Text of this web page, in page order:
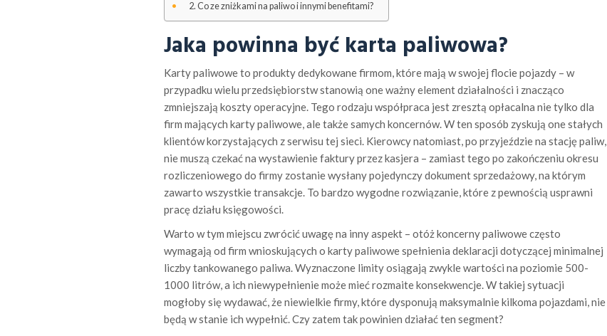
Co ze zniżkami na paliwo i innymi benefitami?
Jaka powinna być karta paliwowa?
Karty paliwowe to produkty dedykowane firmom, które mają w swojej flocie pojazdy – w
przypadku wielu przedsiębiorstw stanowią one ważny element działalności i znacząco
zmniejszają koszty operacyjne. Tego rodzaju współpraca jest zresztą opłacalna nie tylko dla
firm mających karty paliwowe, ale także samych koncernów. W ten sposób zyskują one stałych
klientów korzystających z serwisu tej sieci. Kierowcy natomiast, po przyjeździe na stację paliw,
nie muszą czekać na wystawienie faktury przez kasjera – zamiast tego po zakończeniu okresu
rozliczeniowego do firmy zostanie wysłany pojedynczy dokument sprzedażowy, na którym
zawarto wszystkie transakcje. To bardzo wygodne rozwiązanie, które z pewnością usprawni
pracę działu księgowości.
Warto w tym miejscu zwrócić uwagę na inny aspekt – otóż koncerny paliwowe często
wymagają od firm wnioskujących o karty paliwowe spełnienia deklaracji dotyczącej minimalnej
liczby tankowanego paliwa. Wyznaczone limity osiągają zwykle wartości na poziomie 500-
1000 litrów, a ich niewypełnienie może mieć rozmaite konsekwencje. W takiej sytuacji
mogłoby się wydawać, że niewielkie firmy, które dysponują maksymalnie kilkoma pojazdami, nie
będą w stanie ich wypełnić. Czy zatem tak powinien działać ten segment?